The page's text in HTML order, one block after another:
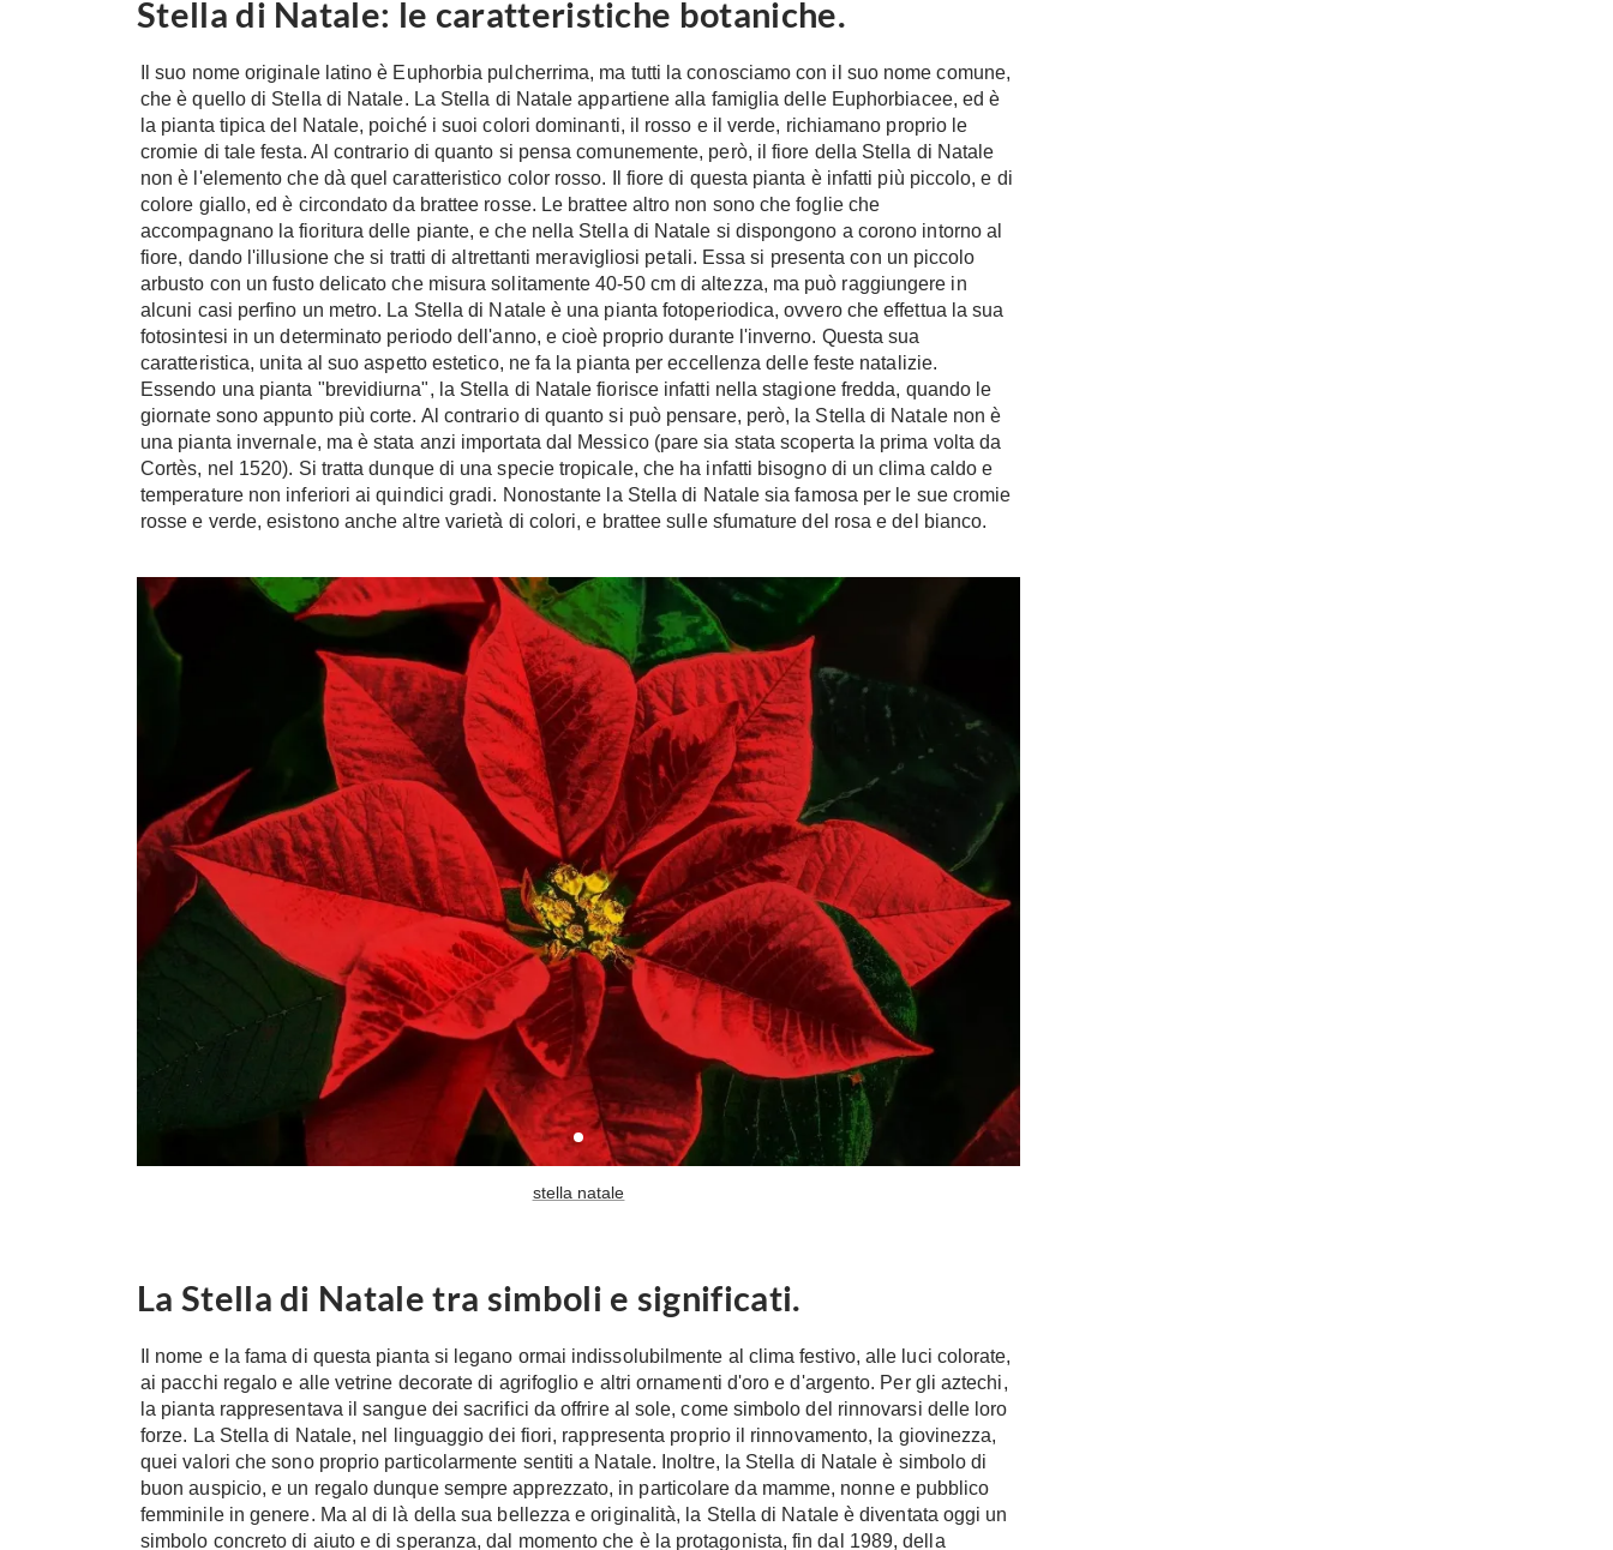
Stella di Natale: le caratteristiche botaniche.
Il suo nome originale latino è Euphorbia pulcherrima, ma tutti la conosciamo con il suo nome comune,
che è quello di Stella di Natale. La Stella di Natale appartiene alla famiglia delle Euphorbiacee, ed è
la pianta tipica del Natale, poiché i suoi colori dominanti, il rosso e il verde, richiamano proprio le
cromie di tale festa. Al contrario di quanto si pensa comunemente, però, il fiore della Stella di Natale
non è l'elemento che dà quel caratteristico color rosso. Il fiore di questa pianta è infatti più piccolo, e di
colore giallo, ed è circondato da brattee rosse. Le brattee altro non sono che foglie che
accompagnano la fioritura delle piante, e che nella Stella di Natale si dispongono a corono intorno al
fiore, dando l'illusione che si tratti di altrettanti meravigliosi petali. Essa si presenta con un piccolo
arbusto con un fusto delicato che misura solitamente 40-50 cm di altezza, ma può raggiungere in
alcuni casi perfino un metro. La Stella di Natale è una pianta fotoperiodica, ovvero che effettua la sua
fotosintesi in un determinato periodo dell'anno, e cioè proprio durante l'inverno. Questa sua
caratteristica, unita al suo aspetto estetico, ne fa la pianta per eccellenza delle feste natalizie.
Essendo una pianta "brevidiurna", la Stella di Natale fiorisce infatti nella stagione fredda, quando le
giornate sono appunto più corte. Al contrario di quanto si può pensare, però, la Stella di Natale non è
una pianta invernale, ma è stata anzi importata dal Messico (pare sia stata scoperta la prima volta da
Cortès, nel 1520). Si tratta dunque di una specie tropicale, che ha infatti bisogno di un clima caldo e
temperature non inferiori ai quindici gradi. Nonostante la Stella di Natale sia famosa per le sue cromie
rosse e verde, esistono anche altre varietà di colori, e brattee sulle sfumature del rosa e del bianco.
stella natale
La Stella di Natale tra simboli e significati.
Il nome e la fama di questa pianta si legano ormai indissolubilmente al clima festivo, alle luci colorate,
ai pacchi regalo e alle vetrine decorate di agrifoglio e altri ornamenti d'oro e d'argento. Per gli aztechi,
la pianta rappresentava il sangue dei sacrifici da offrire al sole, come simbolo del rinnovarsi delle loro
forze. La Stella di Natale, nel linguaggio dei fiori, rappresenta proprio il rinnovamento, la giovinezza,
quei valori che sono proprio particolarmente sentiti a Natale. Inoltre, la Stella di Natale è simbolo di
buon auspicio, e un regalo dunque sempre apprezzato, in particolare da mamme, nonne e pubblico
femminile in genere. Ma al di là della sua bellezza e originalità, la Stella di Natale è diventata oggi un
simbolo concreto di aiuto e di speranza, dal momento che è la protagonista, fin dal 1989, della